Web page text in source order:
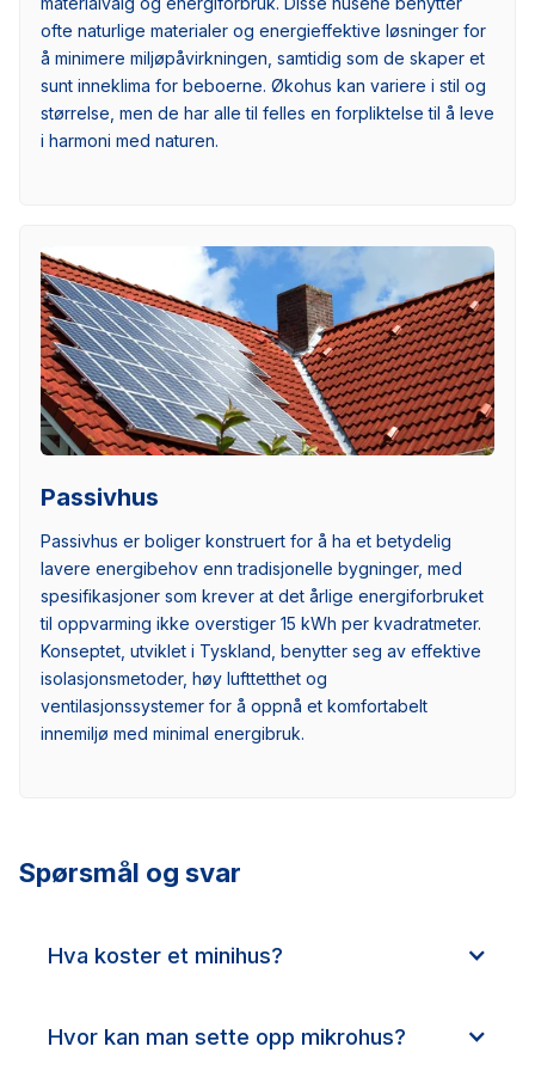
ofte naturlige materialer og energieffektive løsninger for
å minimere miljøpåvirkningen, samtidig som de skaper et
sunt inneklima for beboerne. Økohus kan variere i stil og
størrelse, men de har alle til felles en forpliktelse til å leve
i harmoni med naturen.
Passivhus
Passivhus er boliger konstruert for å ha et betydelig
lavere energibehov enn tradisjonelle bygninger, med
spesifikasjoner som krever at det årlige energiforbruket
til oppvarming ikke overstiger 15 kWh per kvadratmeter.
Konseptet, utviklet i Tyskland, benytter seg av effektive
isolasjonsmetoder, høy lufttetthet og
ventilasjonssystemer for å oppnå et komfortabelt
innemiljø med minimal energibruk.
Spørsmål og svar
Hva koster et minihus?
Hvor kan man sette opp mikrohus?